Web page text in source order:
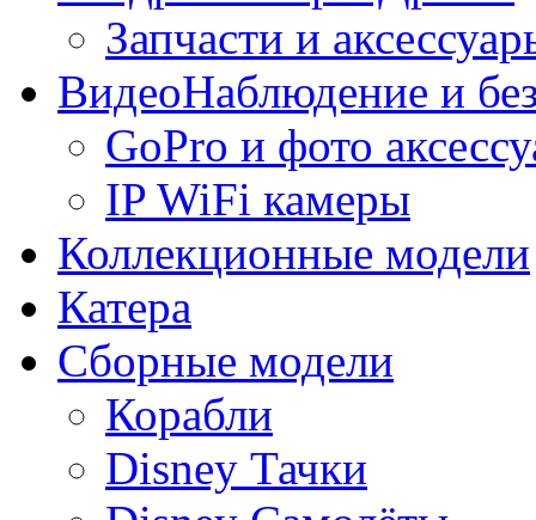
Запчасти и
ВидеоНаблюдение и
GoPro и фото
IP WiFi камеры
Коллекционные модели
Катера
Сборные модели
Корабли
Disney Тачки